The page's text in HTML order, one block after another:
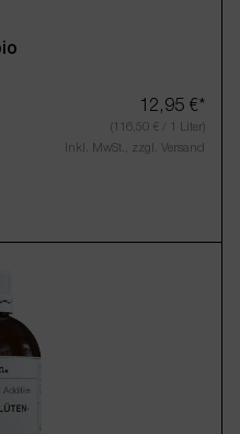
12,95 €*
(116,50 € / 1 Liter)
Inkl. MwSt., zzgl. Versand
gewünschten